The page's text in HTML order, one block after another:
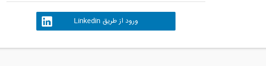
ورود از طریق Linkedin